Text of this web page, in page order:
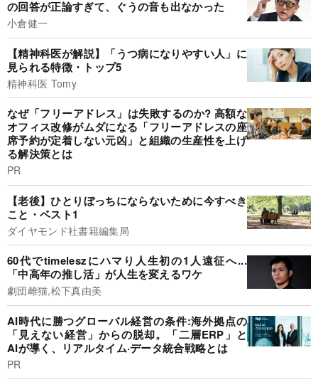
の回答が正論すぎて、ぐうの音も出なかった
小倉健一
【精神科医が解説】「うつ病になりやすい人」に
見られる特徴・トップ5
精神科医 Tomy
なぜ「フリーアドレス」は失敗するのか? 高額な
オフィス改修がムダになる「フリーアドレスの座
席予約が定着しない元凶」と組織の生産性を上げ
る解決策とは
PR
【老後】ひとりぼっちにならないために今すべき
こと・ベスト1
ダイヤモンド社書籍編集局
60代でtimeleszにハマり人生初の1人遠征へ...
「中高年の推し活」が人生を変えるワケ
劇団雌猫,松下真由美
AI時代に勝つグローバル経営の条件:海外拠点の
「見えない経営」からの脱却。「二層ERP」と
AIが導く、リアルタイム·データ統合戦略とは
PR